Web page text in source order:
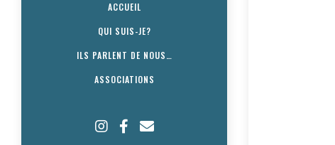
ACCUEIL
QUI SUIS-JE?
ILS PARLENT DE NOUS…
ASSOCIATIONS